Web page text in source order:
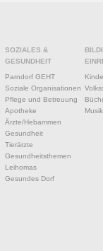
SOZIALES &
GESUNDHEIT
Parndorf GEHT
Soziale Organisationen
Pflege und Betreuung
Apotheke
Ärzte/Hebammen
Gesundheit
Tierärzte
Gesundheitsthemen
Leihomas
Gesundes Dorf